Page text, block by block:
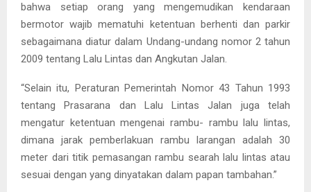
bahwa setiap orang yang mengemudikan kendaraan
bermotor wajib mematuhi ketentuan berhenti dan parkir
sebagaimana diatur dalam Undang-undang nomor 2 tahun
2009 tentang Lalu Lintas dan Angkutan Jalan.
“Selain itu, Peraturan Pemerintah Nomor 43 Tahun 1993
tentang Prasarana dan Lalu Lintas Jalan juga telah
mengatur ketentuan mengenai rambu- rambu lalu lintas,
dimana jarak pemberlakuan rambu larangan adalah 30
meter dari titik pemasangan rambu searah lalu lintas atau
sesuai dengan yang dinyatakan dalam papan tambahan.”